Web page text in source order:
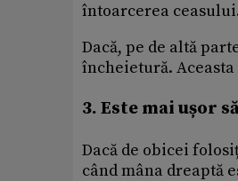
întoarcerea
Dacă, pe de altă
încheietură.
3. Este mai ușor
Dacă de obicei
când mâna dreaptă